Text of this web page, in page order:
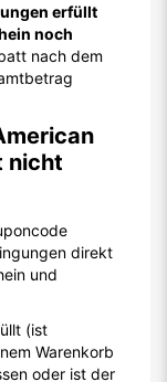
erfüllt
noch
nach dem
nicht
direkt
und
(ist
Warenkorb
oder ist der